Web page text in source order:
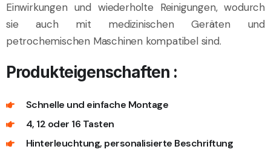
Einwirkungen und wiederholte Reinigungen, wodurch
sie auch mit medizinischen Geräten und
petrochemischen Maschinen kompatibel sind.
Produkteigenschaften :
Schnelle und einfache Montage
4, 12 oder 16 Tasten
Hinterleuchtung, personalisierte Beschriftung